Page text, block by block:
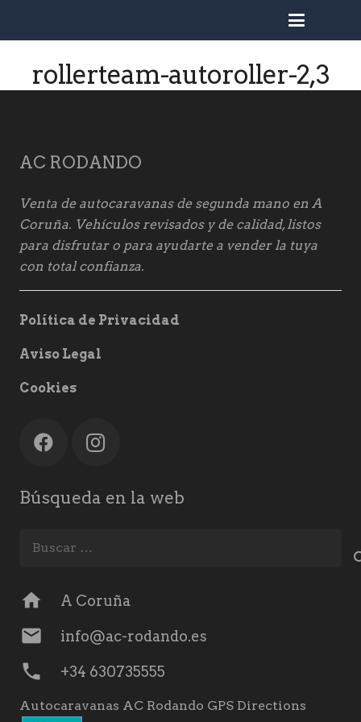
rollerteam-autoroller-2,3
AC RODANDO
Venta de autocaravanas de segunda mano en A
Coruña. Vehículos revisados y de calidad, listos
para disfrutar o para ayudarte a vender la tuya
con total confianza.
Política de Privacidad
Aviso Legal
Cookies
Búsqueda en la web
home A Coruña
mail info@ac-rodando.es
phone +34 630735555
Autocaravanas AC Rodando GPS Directions